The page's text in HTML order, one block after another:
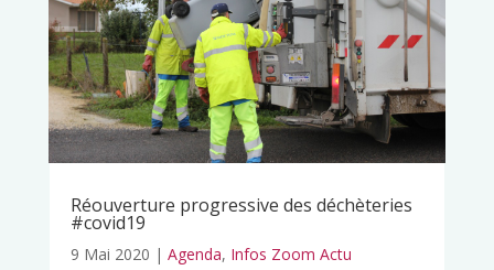
Réouverture progressive des déchèteries
#covid19
9 Mai 2020 | Agenda, Infos Zoom Actu